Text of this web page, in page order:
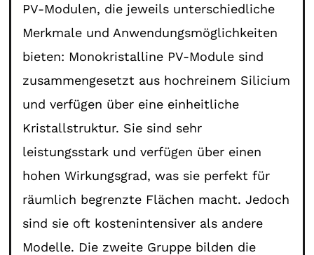
PV-Modulen, die jeweils unterschiedliche
Merkmale und Anwendungsmöglichkeiten
bieten: Monokristalline PV-Module sind
zusammengesetzt aus hochreinem Silicium
und verfügen über eine einheitliche
Kristallstruktur. Sie sind sehr
leistungsstark und verfügen über einen
hohen Wirkungsgrad, was sie perfekt für
räumlich begrenzte Flächen macht. Jedoch
sind sie oft kostenintensiver als andere
Modelle. Die zweite Gruppe bilden die